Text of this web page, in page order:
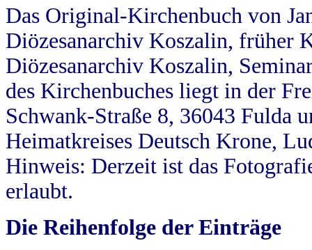
Das Original-Kirchenbuch von
Diözesanarchiv Koszalin, früher
Diözesanarchiv Koszalin,
des Kirchenbuches liegt in der
Schwank-Straße 8, 36043 Fulda
Heimatkreises Deutsch Krone,
Hinweis: Derzeit ist das
erlaubt.
Die Reihenfolge der Einträge